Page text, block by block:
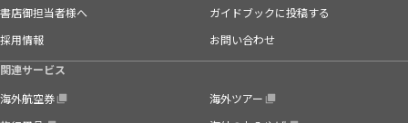
書店御担当者様へ
ガイドブックに投稿する
採用情報
お問い合わせ
関連サービス
海外航空券
海外ツアー